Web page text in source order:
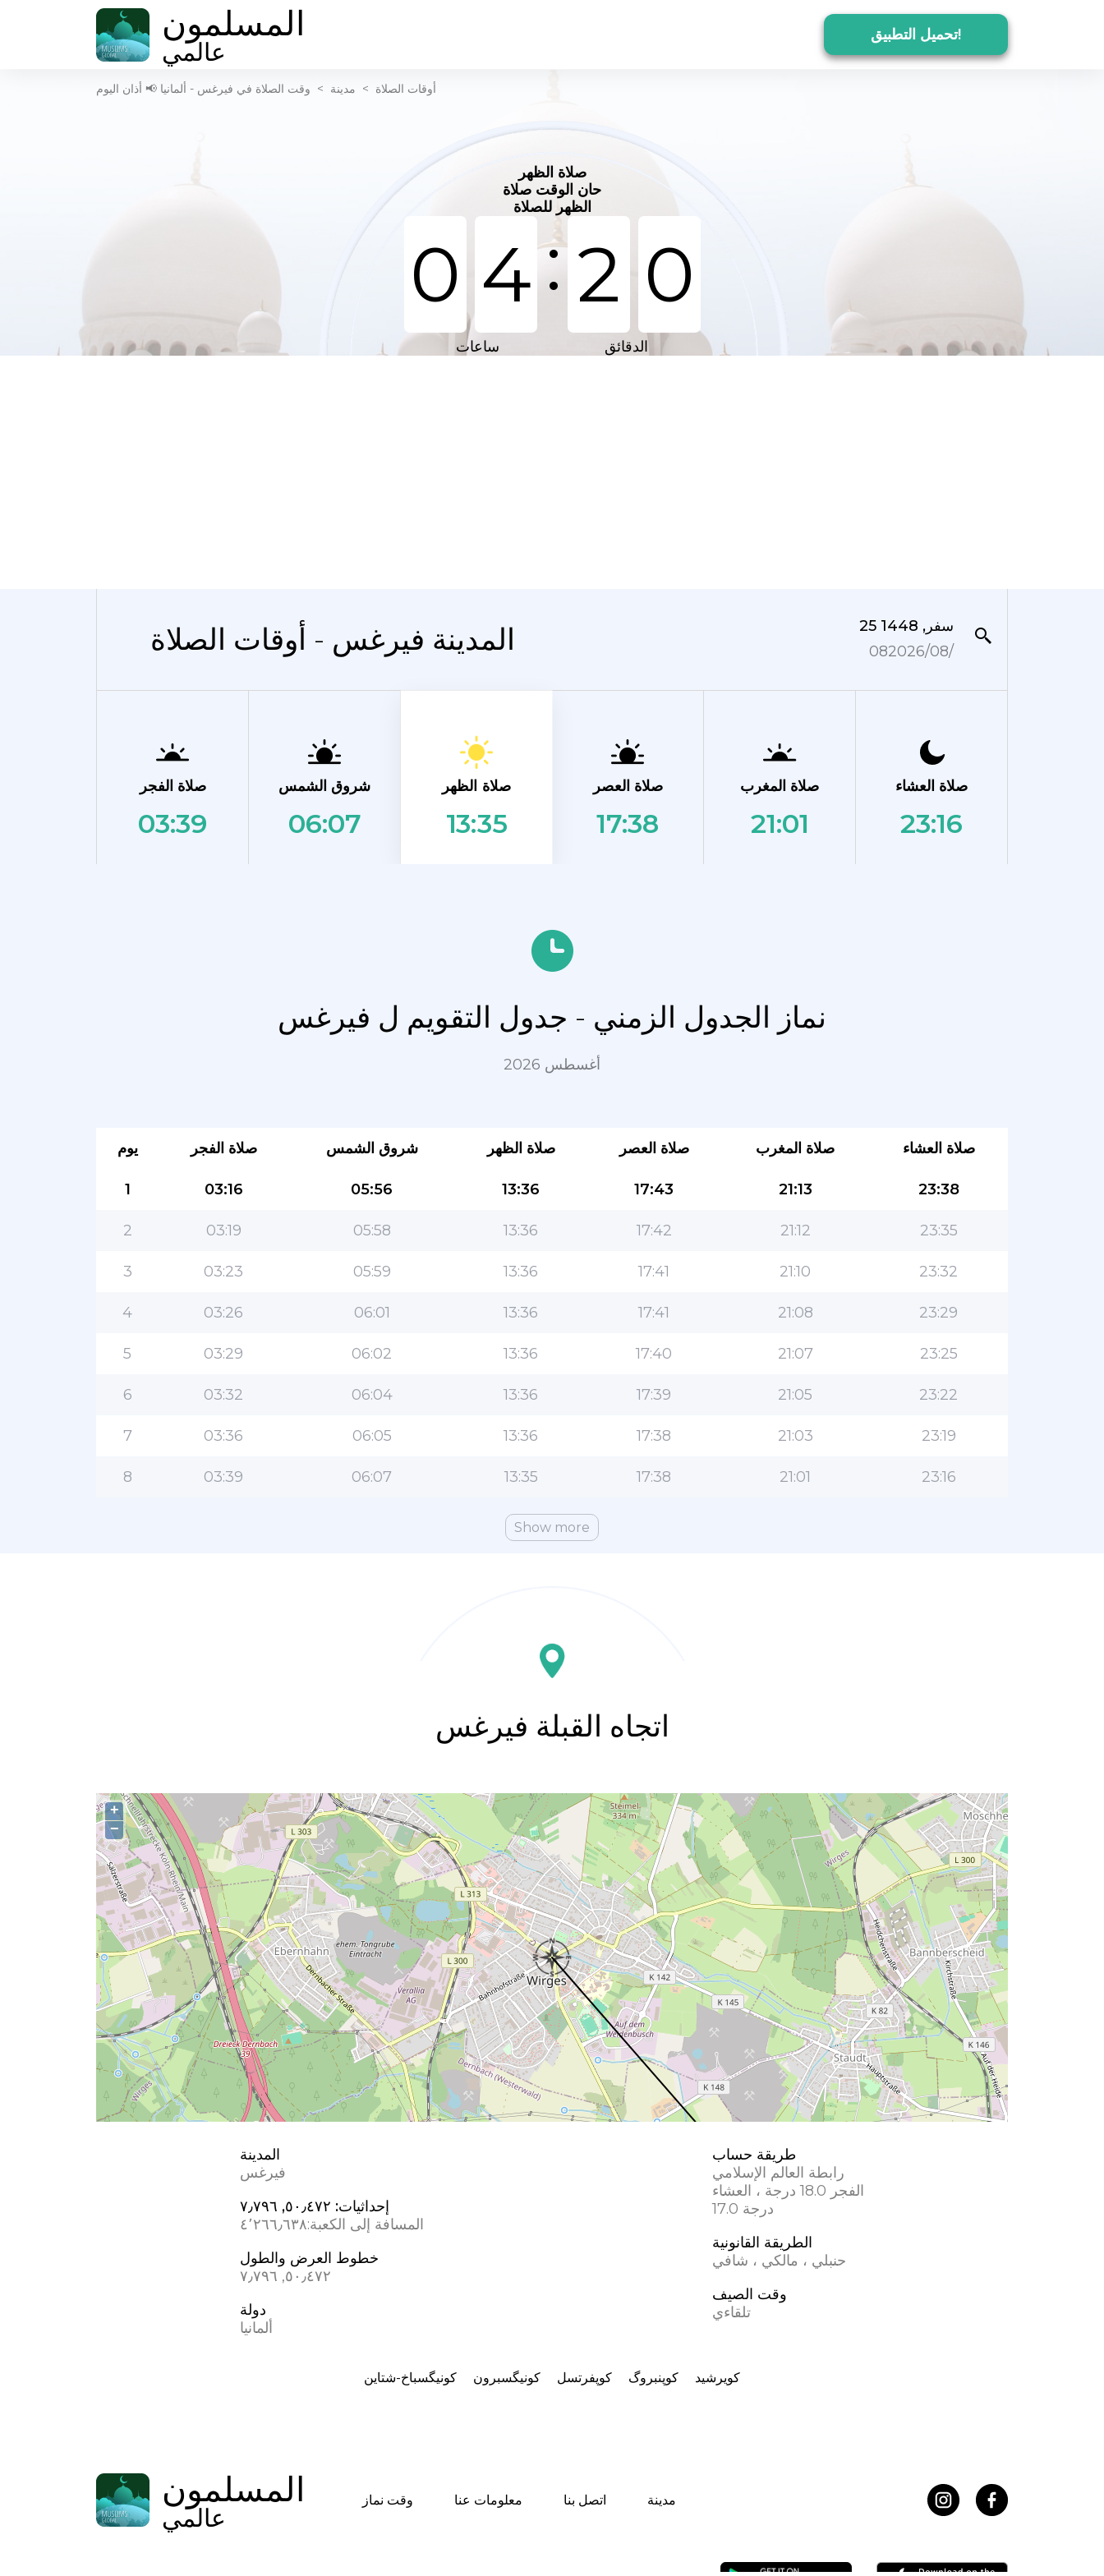
المسلمون
عالمي تحميل التطبيق!
أوقات الصلاة > مدينة > وقت الصلاة في فيرغس - ألمانيا 📢 أذان اليوم
صلاة الظهر
حان الوقت صلاة
الظهر للصلاة
0 4:2 0
ساعات الدقائق
المدينة فيرغس - أوقات الصلاة
25 سفر, 1448
08‏/08‏/2026
صلاة الفجر
03:39
شروق الشمس
06:07
صلاة الظهر
13:35
صلاة العصر
17:38
صلاة المغرب
21:01
صلاة العشاء
23:16
نماز الجدول الزمني - جدول التقويم ل فيرغس
أغسطس 2026
يوم صلاة الفجر شروق الشمس صلاة الظهر صلاة العصر صلاة المغرب صلاة العشاء
1 03:16 05:56 13:36 17:43 21:13 23:38
2 03:19 05:58 13:36 17:42 21:12 23:35
3 03:23 05:59 13:36 17:41 21:10 23:32
4 03:26 06:01 13:36 17:41 21:08 23:29
5 03:29 06:02 13:36 17:40 21:07 23:25
6 03:32 06:04 13:36 17:39 21:05 23:22
7 03:36 06:05 13:36 17:38 21:03 23:19
8 03:39 06:07 13:35 17:38 21:01 23:16
Show more
اتجاه القبلة فيرغس
+
−
المدينة
فيرغس
إحداثيات: ٥٠٫٤٧٢, ٧٫٧٩٦
المسافة إلى الكعبة:٤٬٢٦٦٫٦٣٨
خطوط العرض والطول
٥٠٫٤٧٢, ٧٫٧٩٦
دولة
ألمانيا
طريقة حساب
رابطة العالم الإسلامي
الفجر 18.0 درجة ، العشاء
17.0 درجة
الطريقة القانونية
حنبلي ، مالكي ، شافي
وقت الصيف
تلقاءي
کونیگسباخ-شتاین کونیگسبرون کوپفرتسل کوپنبروگ کویرشید
المسلمون
عالمي وقت نماز معلومات عنا اتصل بنا مدينة
التطبيق الإسلامي الشهير لنمط الحياة ، مع ميزات سهلة